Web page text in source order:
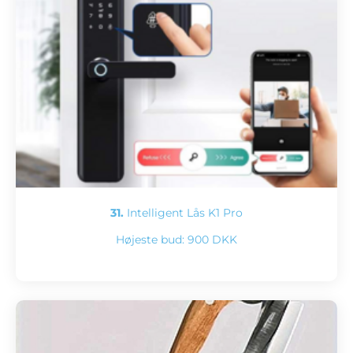
31. Intelligent Lås K1 Pro
Højeste bud: 900 DKK